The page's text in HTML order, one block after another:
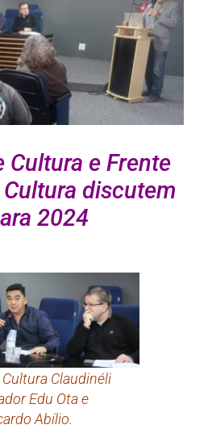
Cultura e Frente
discutem
2024
Claudinéli
Edu Ota e
Abílio.